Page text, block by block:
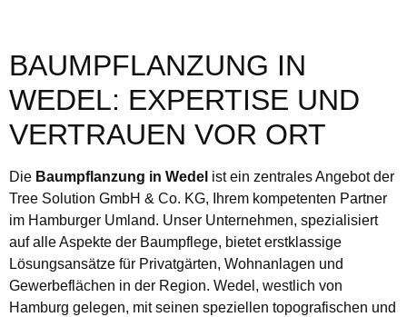
BAUMPFLANZUNG IN
WEDEL: EXPERTISE UND
VERTRAUEN VOR ORT
Die Baumpflanzung in Wedel ist ein zentrales Angebot der
Tree Solution GmbH & Co. KG, Ihrem kompetenten Partner
im Hamburger Umland. Unser Unternehmen, spezialisiert
auf alle Aspekte der Baumpflege, bietet erstklassige
Lösungsansätze für Privatgärten, Wohnanlagen und
Gewerbeflächen in der Region. Wedel, westlich von
Hamburg gelegen, mit seinen speziellen topografischen und